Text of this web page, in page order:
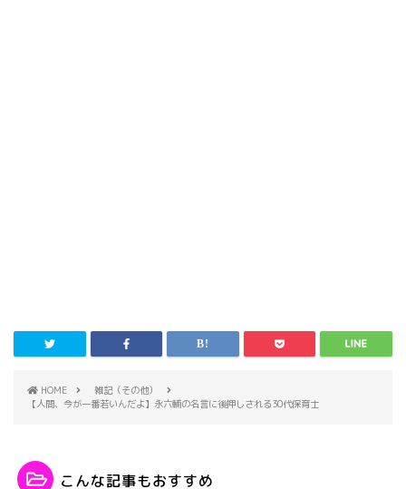
HOME
雑記（その他）
【人間、今が一番若いんだよ】永六輔の名言に後押しされる30代保育士
こんな記事もおすすめ